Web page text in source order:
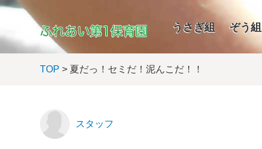
うさぎ組 ぞう組
TOP > 夏だっ！セミだ！泥んこだ！！
スタッフ